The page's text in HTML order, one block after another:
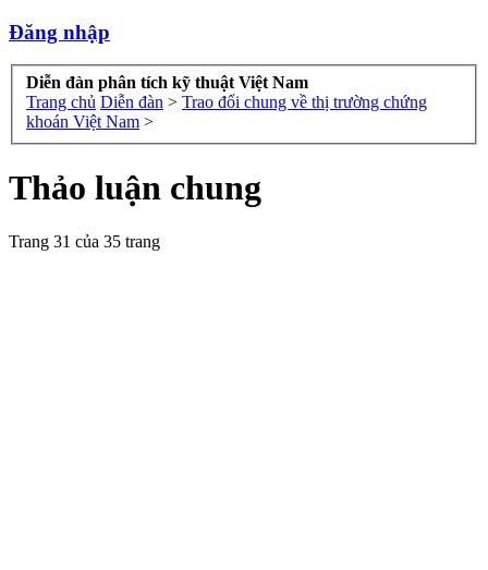
Đăng nhập
Diễn đàn phân tích kỹ thuật Việt Nam
Trang chủ Diễn đàn > Trao đổi chung về thị trường chứng
khoán Việt Nam >
Thảo luận chung
Trang 31 của 35 trang